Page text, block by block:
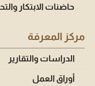
حاضنات الابتكار
مركز المعرفة
الدراسات والتقارير
أوراق العمل